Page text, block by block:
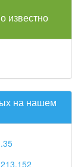
известно
на нашем